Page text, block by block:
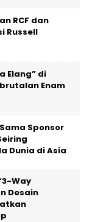
RCF dan
Russell
Elang” di
Enam
Sponsor
Dunia di Asia
Way
Desain